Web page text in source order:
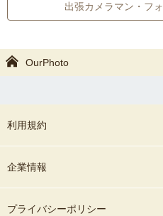
出張カメラマン・フ
OurPhoto
利用規約
企業情報
プライバシーポリシー